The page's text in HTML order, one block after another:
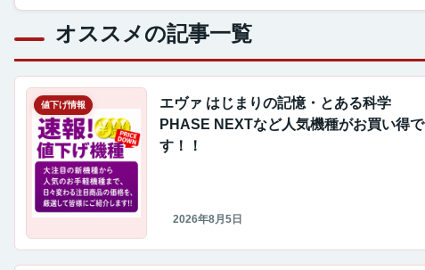
オススメの記事一覧
値下げ情報
エヴァ はじまりの記憶・とある科学
PHASE NEXTなど人気機種がお買い得で
す！！
2026年8月5日